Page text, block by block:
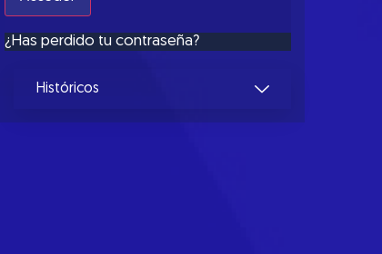
¿Has perdido tu contraseña?
Históricos